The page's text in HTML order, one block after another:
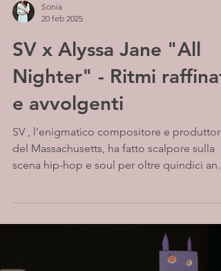
Sonia
20 feb 2025
SV x Alyssa Jane "All
Nighter" - Ritmi raffinati
e avvolgenti
SV , l'enigmatico compositore e produttore
del Massachusetts, ha fatto scalpore sulla
scena hip-hop e soul per oltre quindici